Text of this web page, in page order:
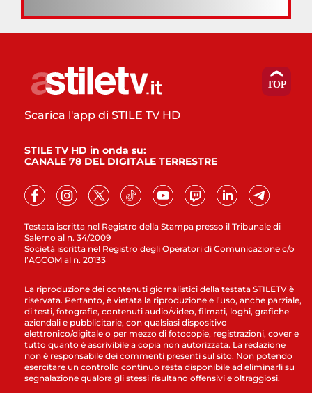
Testata iscritta nel Registro della Stampa presso il Tribunale di
Salerno al n. 34/2009
Società iscritta nel Registro degli Operatori di Comunicazione c/o
l’AGCOM al n. 20133
Scarica l'app di STILE TV HD
STILE TV HD in onda su:
CANALE 78 DEL DIGITALE TERRESTRE
La riproduzione dei contenuti giornalistici della testata STILETV è
riservata. Pertanto, è vietata la riproduzione e l’uso, anche parziale,
di testi, fotografie, contenuti audio/video, filmati, loghi, grafiche
aziendali e pubblicitarie, con qualsiasi dispositivo
elettronico/digitale o per mezzo di fotocopie, registrazioni, cover e
tutto quanto è ascrivibile a copia non autorizzata. La redazione
non è responsabile dei commenti presenti sul sito. Non potendo
esercitare un controllo continuo resta disponibile ad eliminarli su
segnalazione qualora gli stessi risultano offensivi e oltraggiosi.